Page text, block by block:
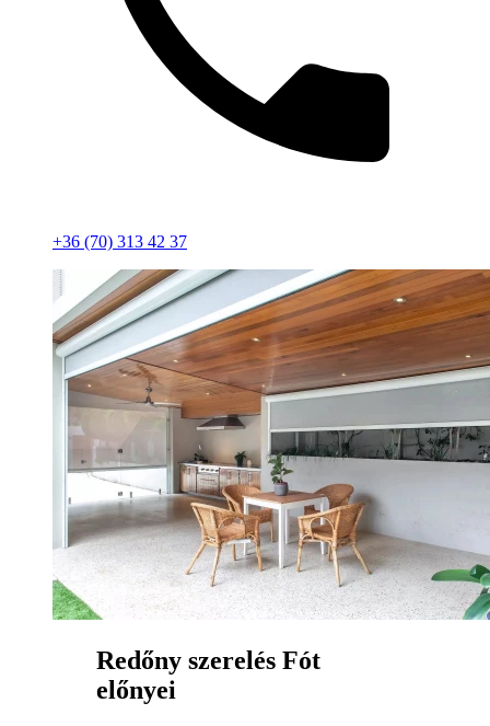
+36 (70) 313 42 37
Redőny szerelés Fót
előnyei